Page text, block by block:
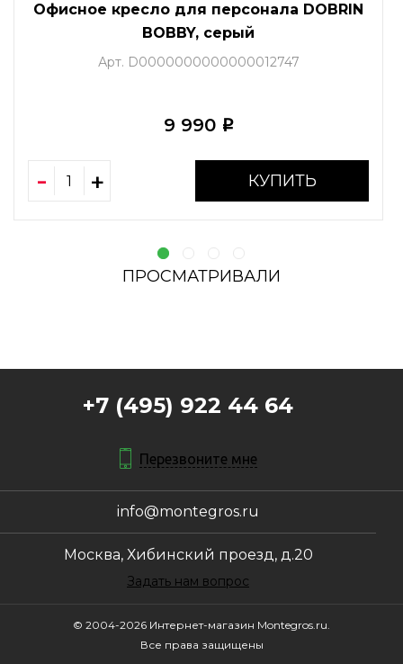
Офисное кресло для персонала DOBRIN
BOBBY, серый
Арт. D0000000000000012747
9 990 i
КУПИТЬ
ПРОСМАТРИВАЛИ
+7 (495) 922 44 64
Перезвоните мне
info@montegros.ru
Москва, Хибинский проезд, д.20
Задать нам вопрос
© 2004-2026 Интернет-магазин Montegros.ru.
Все права защищены